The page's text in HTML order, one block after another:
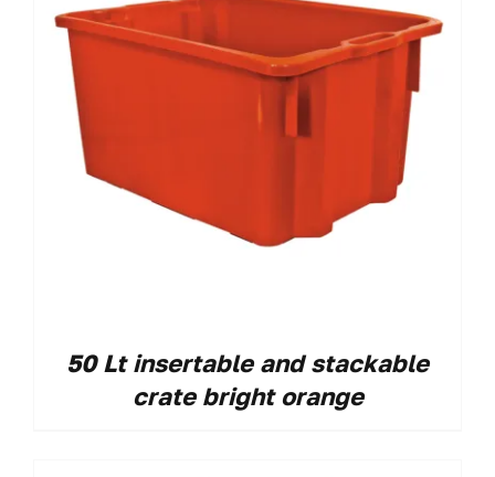
50 Lt insertable and stackable
crate bright orange